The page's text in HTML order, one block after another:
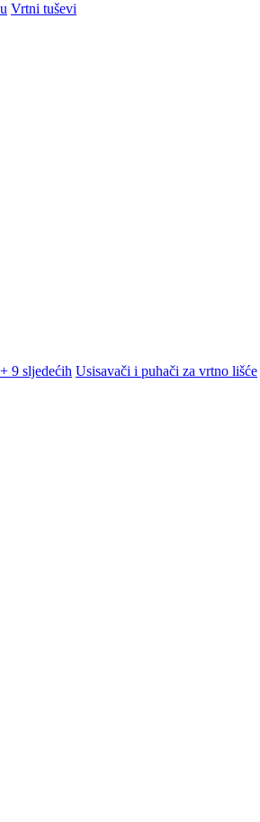
Vrtni tuševi
+ 9 sljedećih Usisavači i puhači za vrtno lišće